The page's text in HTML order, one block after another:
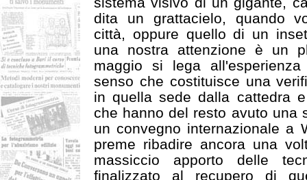
dita un grattacielo, quando
città, oppure quello di un
una nostra attenzione è un
maggio si lega
senso che costituisce una
in quella sede dalla cattedra
che hanno del resto avuto una
un convegno internazionale a
preme ribadire ancora una
massiccio apporto delle
finalizzato al recupero di